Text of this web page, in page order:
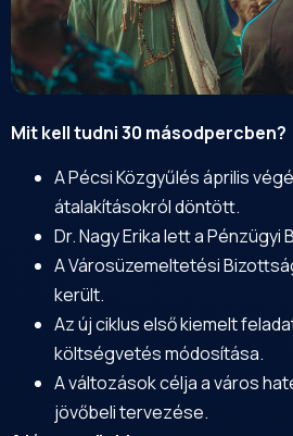
Mit kell tudni 30 másodpercben?
A Pécsi Közgyűlés április
átalakításokról döntött.
Dr. Nagy Erika lett a Pénzügyi
A Városüzemeltetési
került.
Az új ciklus első kiemelt
költségvetés módosítása.
A változások célja a város
jövőbeli tervezése.